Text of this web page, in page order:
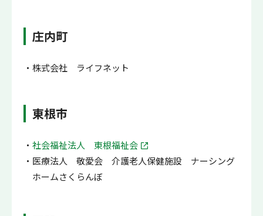
庄内町
株式会社 ライフネット
東根市
社会福祉法人 東根福祉会
医療法人 敬愛会 介護老人保健施設 ナーシング
ホームさくらんぼ